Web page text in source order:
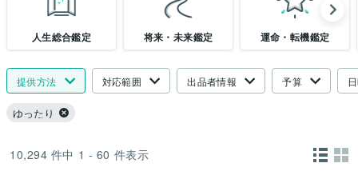
人生総合鑑定 将来・未来鑑定 運命・転機鑑定
提供方法 対応範囲 出品者情報 予算
ゆったり
10,294 件中 1 - 60 件表示